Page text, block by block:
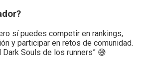
sí puedes competir en rankings,
y participar en retos de comunidad.
Dark Souls de los runners” 😅